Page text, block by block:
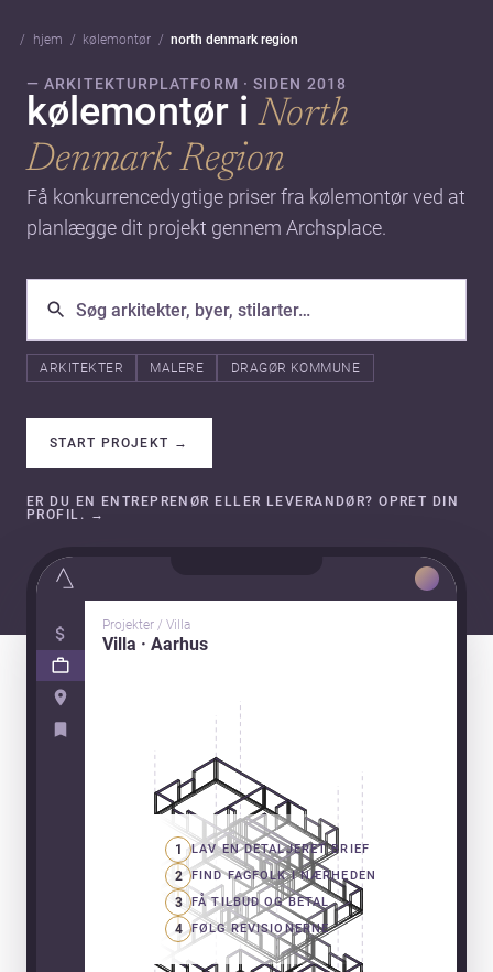
hjem kølemontør north denmark region
— ARKITEKTURPLATFORM · SIDEN 2018
kølemontør iNorth
Denmark Region
Få konkurrencedygtige priser fra kølemontør ved at
planlægge dit projekt gennem Archsplace.
ARKITEKTER MALERE DRAGØR KOMMUNE
START PROJEKT →
ER DU EN ENTREPRENØR ELLER LEVERANDØR? OPRET DIN
PROFIL.
→
Projekter / Villa
Villa · Aarhus
1 LAV EN DETALJERET BRIEF
2 FIND FAGFOLK I NÆRHEDEN
3 FÅ TILBUD OG BETAL
4 FØLG REVISIONERNE